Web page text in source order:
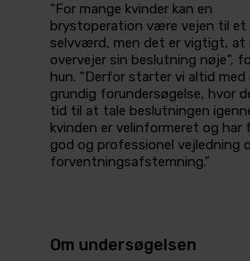
“For mange kvinder kan en
brystoperation være vejen til et
selvværd, men det er vigtigt, at
overvejer sin beslutning nøje”,
hun. “Derfor starter vi altid med
grundig forundersøgelse, hvor
tid til at tale beslutningen
kvinden er velinformeret og har
god og professionel vejledning
forventningsafstemning.”
Om undersøgelsen